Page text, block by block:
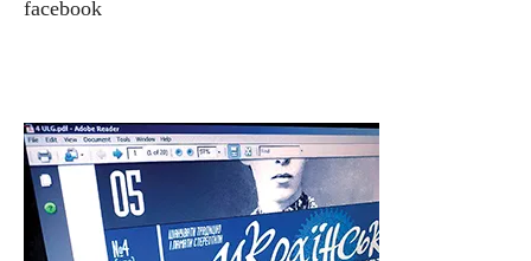
facebook